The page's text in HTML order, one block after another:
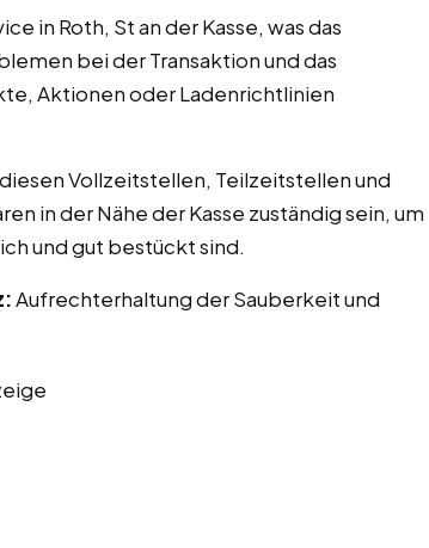
in Roth, St an der Kasse, was das
bei der Transaktion und das
Aktionen oder Ladenrichtlinien
Vollzeitstellen, Teilzeitstellen und
in der Nähe der Kasse zuständig sein, um
und gut bestückt sind.
Aufrechterhaltung der Sauberkeit und